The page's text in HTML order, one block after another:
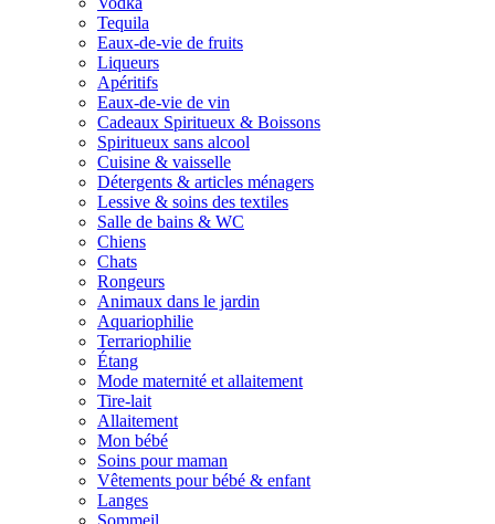
Tequila
Eaux-de-vie de fruits
Liqueurs
Apéritifs
Eaux-de-vie de vin
Cadeaux Spiritueux & Boissons
Spiritueux sans alcool
Cuisine & vaisselle
Détergents & articles ménagers
Lessive & soins des textiles
Salle de bains & WC
Chiens
Chats
Rongeurs
Animaux dans le jardin
Aquariophilie
Terrariophilie
Étang
Mode maternité et allaitement
Tire-lait
Allaitement
Mon bébé
Soins pour maman
Vêtements pour bébé & enfant
Langes
Sommeil